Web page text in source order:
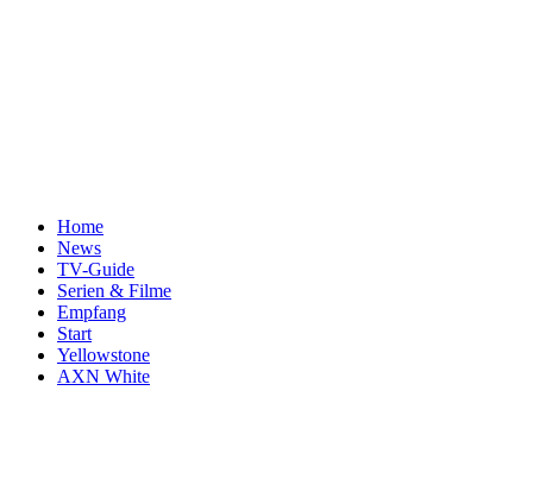
Home
News
TV-Guide
Serien & Filme
Empfang
Start
Yellowstone
AXN White